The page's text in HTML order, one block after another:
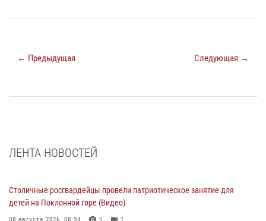
← Предыдущая Следующая →
ЛЕНТА НОВОСТЕЙ
Столичные росгвардейцы провели патриотическое занятие для
детей на Поклонной горе (Видео)
08 августа 2026, 08:34 5 1